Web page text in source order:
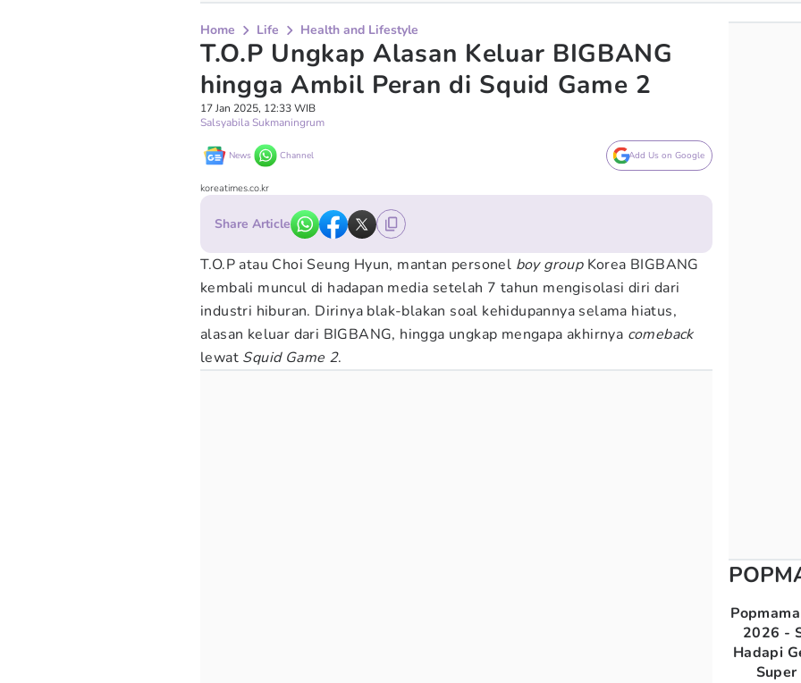
Home Life Health and Lifestyle
T.O.P Ungkap Alasan Keluar BIGBANG
hingga Ambil Peran di Squid Game 2
17 Jan 2025, 12:33 WIB
Salsyabila Sukmaningrum
News Channel Add Us on Google
koreatimes.co.kr
Share Article
T.O.P atau Choi Seung Hyun, mantan personel boy group Korea BIGBANG
kembali muncul di hadapan media setelah 7 tahun mengisolasi diri dari
industri hiburan. Dirinya blak-blakan soal kehidupannya selama hiatus,
alasan keluar dari BIGBANG, hingga ungkap mengapa akhirnya comeback
lewat Squid Game 2.
2026 -
Hadapi